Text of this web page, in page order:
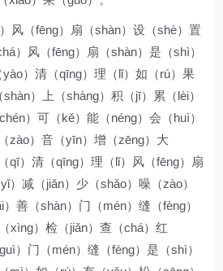
风（fēng）扇（shàn）设（shè）置
）风（fēng）扇（shàn）是（shì）
）清（qīng）理（lǐ）如（rú）果
shàn）上（shàng）积（jī）累（lèi）
）可（kě）能（néng）会（huì）
zào）音（yīn）增（zēng）大
qī）清（qīng）理（lǐ）风（fēng）扇
）减（jiǎn）少（shǎo）噪（zào）
善（shàn）门（mén）缝（fèng）
xìng）检（jiǎn）查（chá）红
）门（mén）缝（fèng）是（shì）